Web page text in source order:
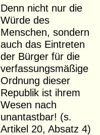
Denn nicht nur die
Würde des
Menschen, sondern
auch das Eintreten
der Bürger für die
verfassungsmäßige
Ordnung dieser
Republik ist ihrem
Wesen nach
unantastbar! (s.
Artikel 20, Absatz 4)